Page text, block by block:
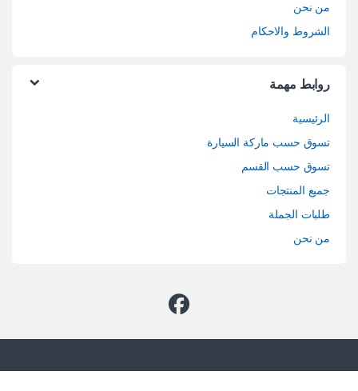
من نحن
الشروط والاحكام
روابط مهمة
الرئيسية
تسوق حسب ماركة السيارة
تسوق حسب القسم
جميع المنتجات
طلبات الجملة
من نحن